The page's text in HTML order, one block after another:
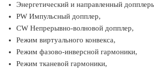
Энергетический и направленный
PW Импульсный допплер,
CW Непрерывно-волновой допплер,
Режим виртуального конвекса,
Режим фазово-инверсной гармоники,
Режим тканевой гармоники,